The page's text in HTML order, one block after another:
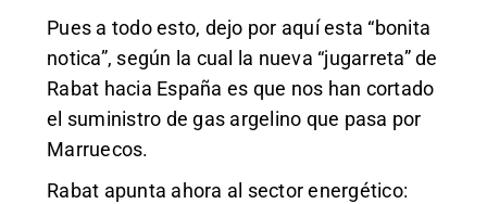
Pues a todo esto, dejo por aquí esta “bonita
notica”, según la cual la nueva “jugarreta” de
Rabat hacia España es que nos han cortado
el suministro de gas argelino que pasa por
Marruecos.
Rabat apunta ahora al sector energético: